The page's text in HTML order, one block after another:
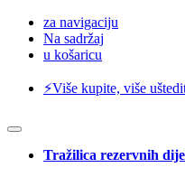
za navigaciju
Na sadržaj
u košaricu
⚡️Više kupite, više
Tražilica rezervnih